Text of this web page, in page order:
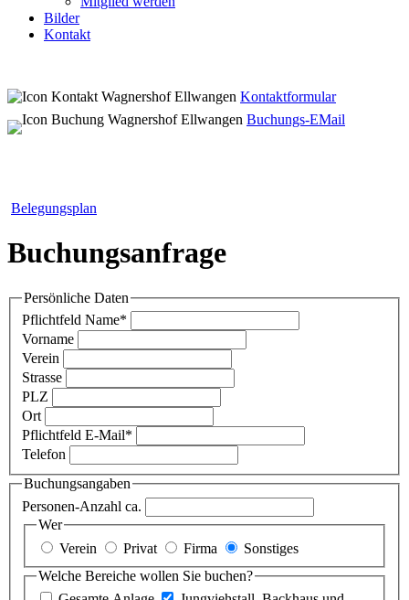
Bilder
Kontakt
Kontaktformular
Buchungs-EMail
Belegungsplan
Buchungsanfrage
Persönliche Daten
Pflichtfeld Name*
Vorname
Verein
Strasse
PLZ
Ort
Pflichtfeld E-Mail*
Telefon
Buchungsangaben
Personen-Anzahl ca.
Wer
Verein
Privat Firma
Sonstiges
Welche Bereiche wollen Sie buchen?